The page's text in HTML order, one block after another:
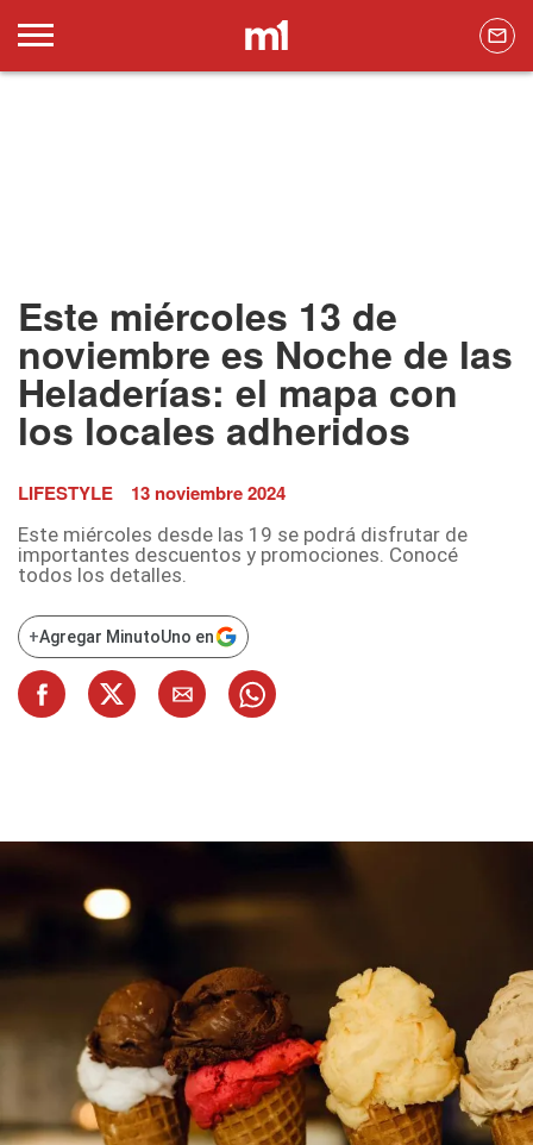
Este miércoles 13 de
noviembre es Noche de las
Heladerías: el mapa con
los locales adheridos
LIFESTYLE 13 noviembre 2024
Este miércoles desde las 19 se podrá disfrutar de
importantes descuentos y promociones. Conocé
todos los detalles.
+Agregar MinutoUno en